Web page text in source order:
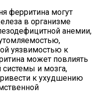
ферритина могут
в организме
анемии,
уязвимостью к
может повлиять
и мозга,
к ухудшению